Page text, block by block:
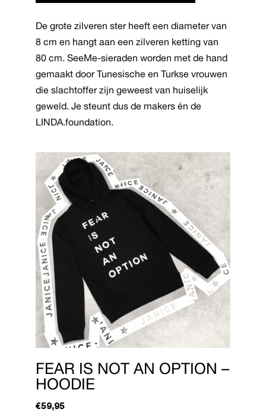
€132,50.€89,00.
De grote zilveren ster heeft een diameter van
8 cm en hangt aan een zilveren ketting van
80 cm. SeeMe-sieraden worden met de hand
gemaakt door Tunesische en Turkse vrouwen
die slachtoffer zijn geweest van huiselijk
geweld. Je steunt dus de makers én de
LINDA.foundation.
FEAR IS NOT AN OPTION –
HOODIE
€59,95